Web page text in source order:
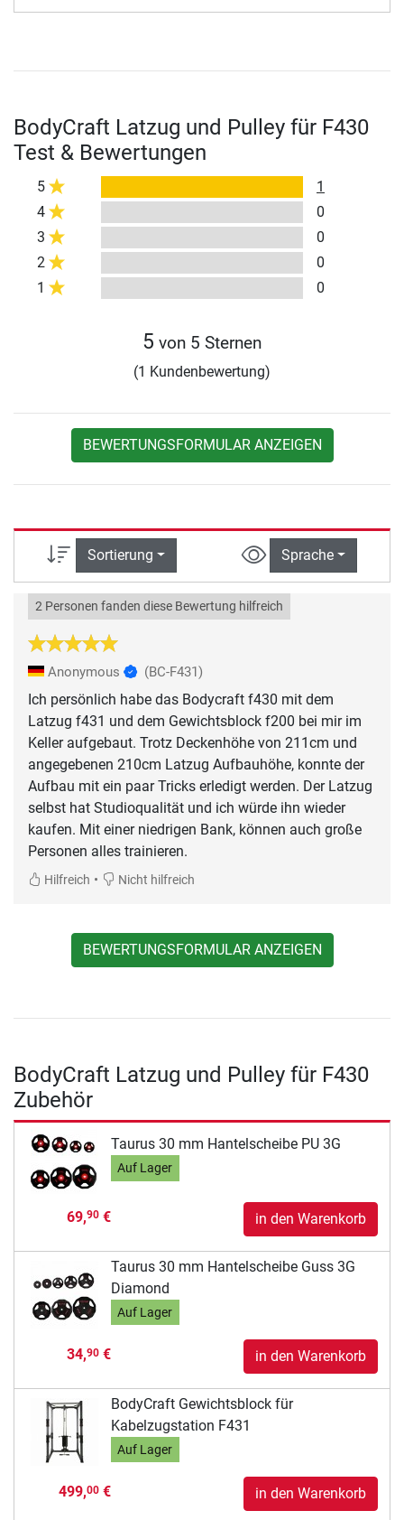
BodyCraft Latzug und Pulley für F430
Test & Bewertungen
5
1
4
0
3
0
2
0
1
0
5 von 5 Sternen
(1 Kundenbewertung)
BEWERTUNGSFORMULAR ANZEIGEN
Sortierung Sprache
2 Personen fanden diese Bewertung hilfreich
Anonymous (BC-F431)
Ich persönlich habe das Bodycraft f430 mit dem
Latzug f431 und dem Gewichtsblock f200 bei mir im
Keller aufgebaut. Trotz Deckenhöhe von 211cm und
angegebenen 210cm Latzug Aufbauhöhe, konnte der
Aufbau mit ein paar Tricks erledigt werden. Der Latzug
selbst hat Studioqualität und ich würde ihn wieder
kaufen. Mit einer niedrigen Bank, können auch große
Personen alles trainieren.
Hilfreich • Nicht hilfreich
BEWERTUNGSFORMULAR ANZEIGEN
BodyCraft Latzug und Pulley für F430
Zubehör
Taurus 30 mm Hantelscheibe PU 3G
Auf Lager
69,90€ in den Warenkorb
Taurus 30 mm Hantelscheibe Guss 3G
Diamond
Auf Lager
34,90€ in den Warenkorb
BodyCraft Gewichtsblock für
Kabelzugstation F431
Auf Lager
499,00€ in den Warenkorb